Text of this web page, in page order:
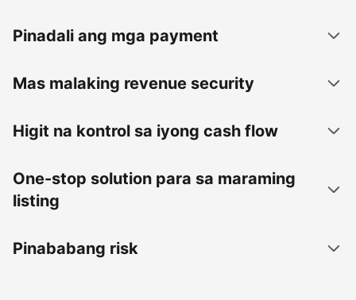
Pinadali ang mga payment
Mas malaking revenue security
Higit na kontrol sa iyong cash flow
One-stop solution para sa maraming
listing
Pinababang risk